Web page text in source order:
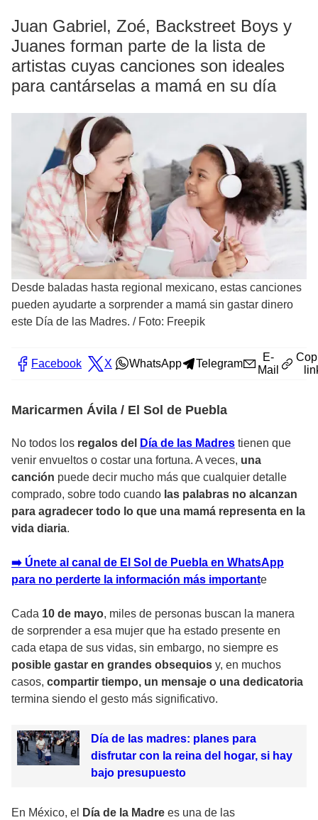
Juan Gabriel, Zoé, Backstreet Boys y
Juanes forman parte de la lista de
artistas cuyas canciones son ideales
para cantárselas a mamá en su día
Desde baladas hasta regional mexicano, estas canciones
pueden ayudarte a sorprender a mamá sin gastar dinero
este Día de las Madres. / Foto: Freepik
Facebook X WhatsApp Telegram
E-
Mail
Maricarmen Ávila / El Sol de Puebla
No todos los regalos del Día de las Madres tienen que
venir envueltos o costar una fortuna. A veces, una
canción puede decir mucho más que cualquier detalle
comprado, sobre todo cuando las palabras no alcanzan
para agradecer todo lo que una mamá representa en la
vida diaria.
➡️ Únete al canal de El Sol de Puebla en WhatsApp
para no perderte la información más importante
Cada 10 de mayo, miles de personas buscan la manera
de sorprender a esa mujer que ha estado presente en
cada etapa de sus vidas, sin embargo, no siempre es
posible gastar en grandes obsequios y, en muchos
casos, compartir tiempo, un mensaje o una dedicatoria
termina siendo el gesto más significativo.
Día de las madres: planes para
disfrutar con la reina del hogar, si hay
bajo presupuesto
En México, el Día de la Madre es una de las